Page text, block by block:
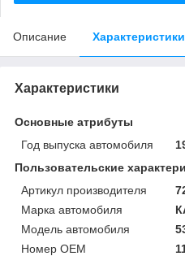
Описание Характеристики
Характеристики
Основные атрибуты
Год выпуска автомобиля
Пользовательские
Артикул производителя
Марка автомобиля
Модель автомобиля
Номер OEM